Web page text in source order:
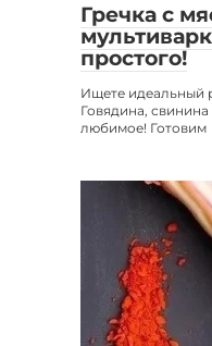
Гречка с
простого!
Ищете идеальный
Говядина,
любимое! Готовим